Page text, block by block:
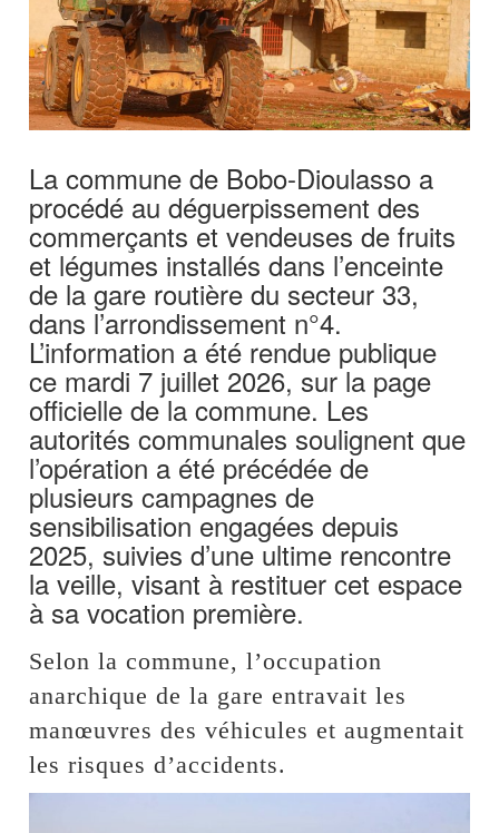
La commune de Bobo-Dioulasso a
procédé au déguerpissement des
commerçants et vendeuses de fruits
et légumes installés dans l’enceinte
de la gare routière du secteur 33,
dans l’arrondissement n°4.
L’information a été rendue publique
ce mardi 7 juillet 2026, sur la page
officielle de la commune. Les
autorités communales soulignent que
l’opération a été précédée de
plusieurs campagnes de
sensibilisation engagées depuis
2025, suivies d’une ultime rencontre
la veille, visant à restituer cet espace
à sa vocation première.
Selon la commune, l’occupation
anarchique de la gare entravait les
manœuvres des véhicules et augmentait
les risques d’accidents.